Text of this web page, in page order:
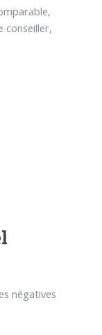
conseiller,
négatives